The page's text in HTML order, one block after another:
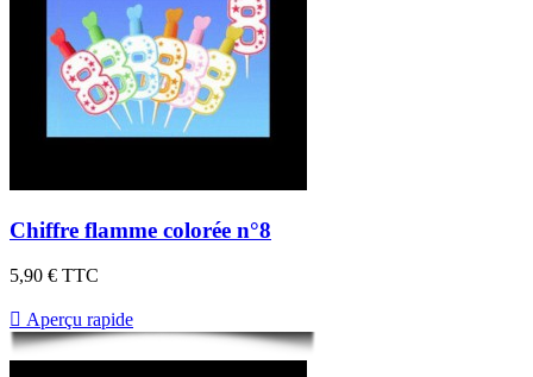
Chiffre flamme colorée n°8
5,90 € TTC
 Aperçu rapide